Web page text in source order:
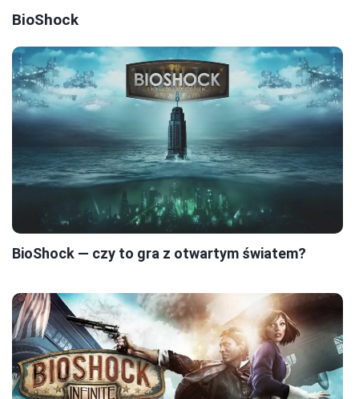
BioShock
BioShock — czy to gra z otwartym światem?